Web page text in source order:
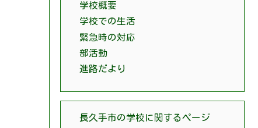
学校概要
学校での生活
緊急時の対応
部活動
進路だより
長久手市の学校に関するページ